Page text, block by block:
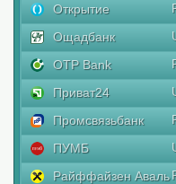
Открытие
Ощадбанк
OTP Bank
Приват24
Промсвязьбанк
ПУМБ
Райффайзен Аваль